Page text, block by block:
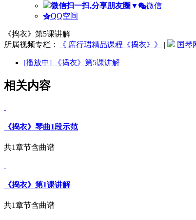
微信扫一扫,分享朋友圈 ▼
微信
QQ空间
《捣衣》第5课讲解
所属视频专栏：
《 席行珺精品课程《捣衣》》 | 国琴
[播放中] 《捣衣》第5课讲解
相关内容
《捣衣》琴曲1段示范
共1章节含曲谱
《捣衣》第1课讲解
共1章节含曲谱